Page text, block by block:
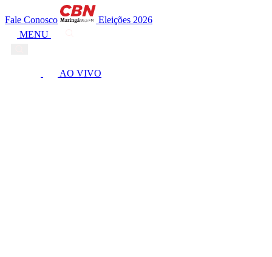
Fale Conosco
Eleições 2026
MENU
AO VIVO